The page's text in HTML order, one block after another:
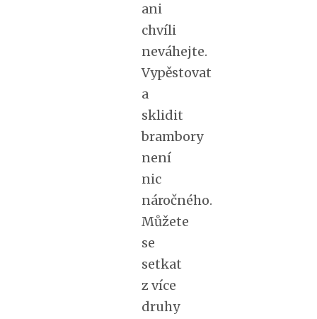
ani
chvíli
neváhejte.
Vypěstovat
a
sklidit
brambory
není
nic
náročného.
Můžete
se
setkat
z více
druhy